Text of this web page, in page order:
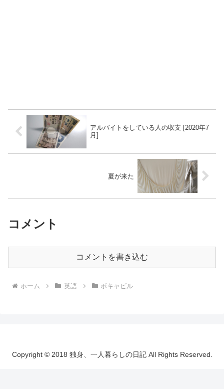
アルバイトをしている人の収支 [2020年7
月]
夏が来た
コメント
コメントを書き込む
ホーム 英語 ボキャビル
Copyright © 2018 独身、一人暮らしの日記 All Rights Reserved.